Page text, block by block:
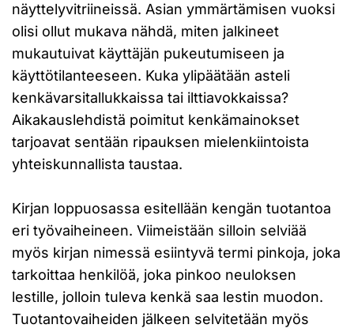
näyttelyvitriineissä. Asian ymmärtämisen vuoksi
olisi ollut mukava nähdä, miten jalkineet
mukautuivat käyttäjän pukeutumiseen ja
käyttötilanteeseen. Kuka ylipäätään asteli
kenkävarsitallukkaissa tai ilttiavokkaissa?
Aikakauslehdistä poimitut kenkämainokset
tarjoavat sentään ripauksen mielenkiintoista
yhteiskunnallista taustaa.
Kirjan loppuosassa esitellään kengän tuotantoa
eri työvaiheineen. Viimeistään silloin selviää
myös kirjan nimessä esiintyvä termi pinkoja, joka
tarkoittaa henkilöä, joka pinkoo neuloksen
lestille, jolloin tuleva kenkä saa lestin muodon.
Tuotantovaiheiden jälkeen selvitetään myös